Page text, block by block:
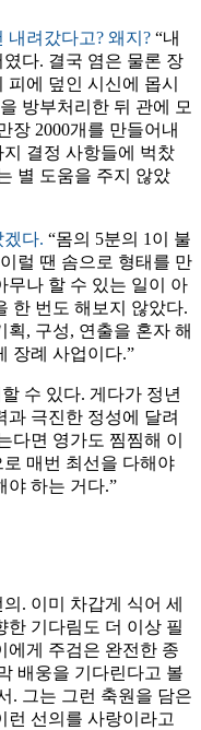
내려갔다고? 왜지? “내
다. 결국 염은 물론 장
에 덮인 시신에 몹시
방부처리한 뒤 관에 모
장 2000개를 만들어내
결정 사항들에 벅찼
별 도움을 주지 않았
다. “몸의 5분의 1이 불
럴 땐 솜으로 형태를 만
무나 할 수 있는 일이 아
한 번도 해보지 않았다.
, 구성, 연출을 혼자 해
장례 사업이다.”
수 있다. 게다가 정년
과 극진한 정성에 달려
다면 영가도 찜찜해 이
매번 최선을 다해야
야 하는 거다.”
. 이미 차갑게 식어 세
한 기다림도 더 이상 필
에게 주검은 완전한 종
배웅을 기다린다고 볼
. 그는 그런 축원을 담은
런 선의를 사랑이라고